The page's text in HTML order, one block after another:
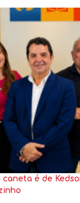
caneta é de